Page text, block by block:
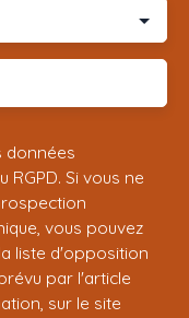
données
Si vous ne
vous pouvez
liste d'opposition
par l'article
sur le site